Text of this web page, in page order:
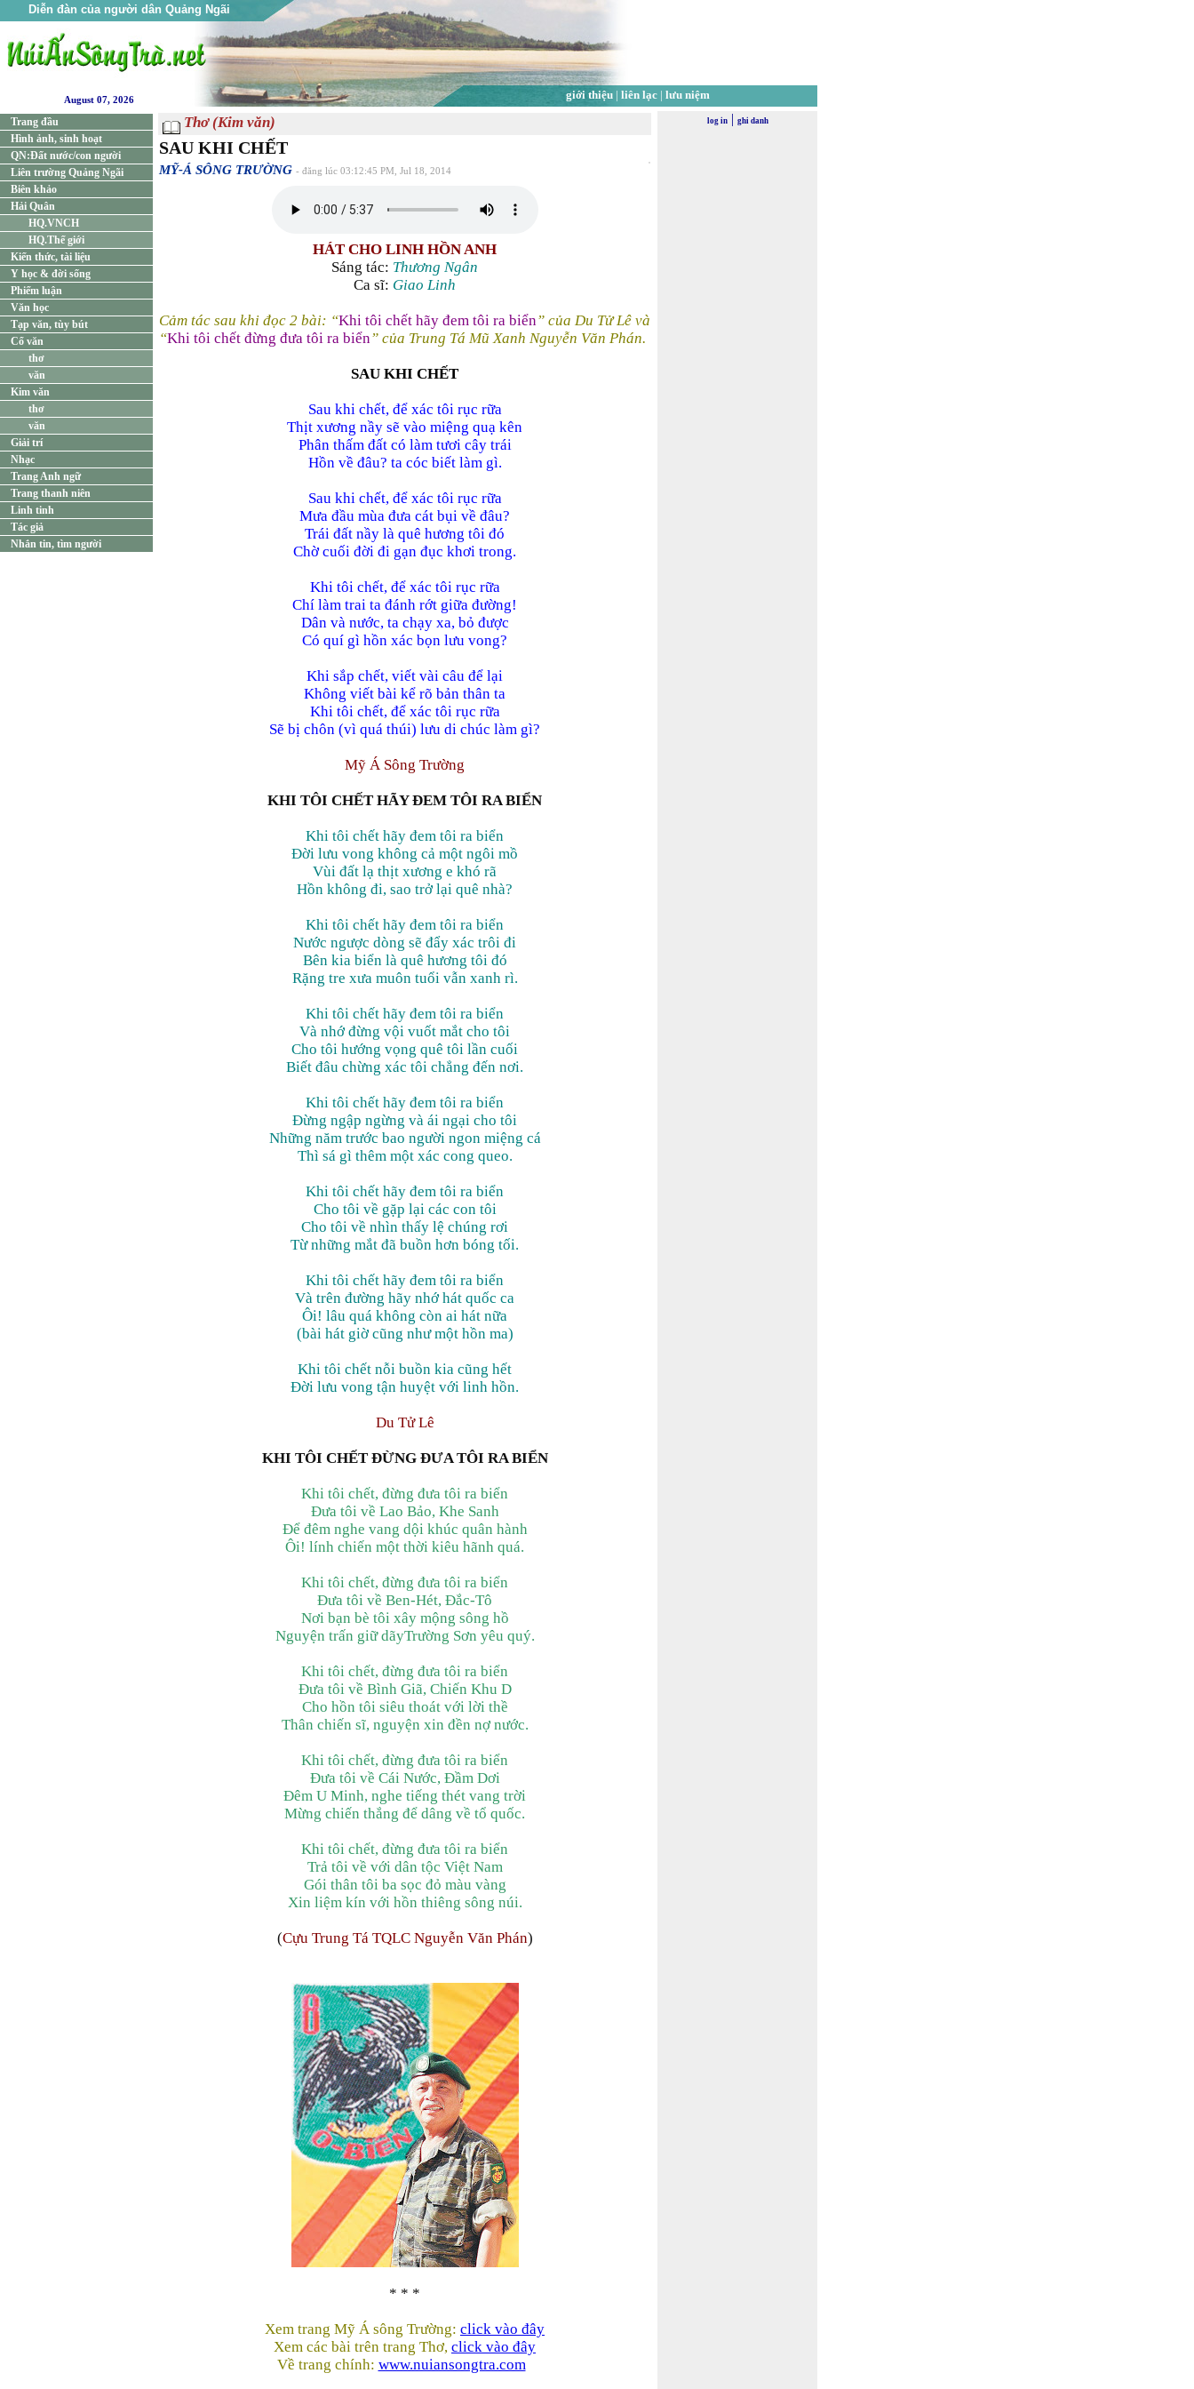
Diễn đàn của người dân Quảng Ngãi
giới thiệu| liên lạc| lưu niệm
August 07, 2026
Trang đầu
Hình ảnh, sinh hoạt
QN:Đất nước/con người
Liên trường Quảng Ngãi
Biên khảo
Hải Quân
HQ.VNCH
HQ.Thế giới
Kiến thức, tài liệu
Y học & đời sống
Phiếm luận
Văn học
Tạp văn, tùy bút
Cổ văn
thơ
văn
Kim văn
thơ
văn
Giải trí
Nhạc
Trang Anh ngữ
Trang thanh niên
Linh tinh
Tác giả
Nhắn tin, tìm người
Thơ (Kim văn)
SAU KHI CHẾT
MỸ-Á SÔNG TRƯỜNG - đăng lúc 03:12:45 PM, Jul 18, 2014
HÁT CHO LINH HỒN ANH
Sáng tác: Thương Ngân
Ca sĩ: Giao Linh
Cảm tác sau khi đọc 2 bài: “Khi tôi chết hãy đem tôi ra biển” của Du Tử Lê và
“Khi tôi chết đừng đưa tôi ra biển” của Trung Tá Mũ Xanh Nguyễn Văn Phán.
SAU KHI CHẾT
Sau khi chết, để xác tôi rục rữa
Thịt xương nầy sẽ vào miệng quạ kên
Phân thấm đất có làm tươi cây trái
Hồn về đâu? ta cóc biết làm gì.
Sau khi chết, để xác tôi rục rữa
Mưa đầu mùa đưa cát bụi về đâu?
Trái đất nầy là quê hương tôi đó
Chờ cuối đời đi gạn đục khơi trong.
Khi tôi chết, để xác tôi rục rữa
Chí làm trai ta đánh rớt giữa đường!
Dân và nước, ta chạy xa, bỏ được
Có quí gì hồn xác bọn lưu vong?
Khi sắp chết, viết vài câu để lại
Không viết bài kể rõ bản thân ta
Khi tôi chết, để xác tôi rục rữa
Sẽ bị chôn (vì quá thúi) lưu di chúc làm gì?
Mỹ Á Sông Trường
KHI TÔI CHẾT HÃY ĐEM TÔI RA BIỂN
Khi tôi chết hãy đem tôi ra biển
Đời lưu vong không cả một ngôi mồ
Vùi đất lạ thịt xương e khó rã
Hồn không đi, sao trở lại quê nhà?
Khi tôi chết hãy đem tôi ra biển
Nước ngược dòng sẽ đẩy xác trôi đi
Bên kia biển là quê hương tôi đó
Rặng tre xưa muôn tuổi vẫn xanh rì.
Khi tôi chết hãy đem tôi ra biển
Và nhớ đừng vội vuốt mắt cho tôi
Cho tôi hướng vọng quê tôi lần cuối
Biết đâu chừng xác tôi chẳng đến nơi.
Khi tôi chết hãy đem tôi ra biển
Đừng ngập ngừng và ái ngại cho tôi
Những năm trước bao người ngon miệng cá
Thì sá gì thêm một xác cong queo.
Khi tôi chết hãy đem tôi ra biển
Cho tôi về gặp lại các con tôi
Cho tôi về nhìn thấy lệ chúng rơi
Từ những mắt đã buồn hơn bóng tối.
Khi tôi chết hãy đem tôi ra biển
Và trên đường hãy nhớ hát quốc ca
Ôi! lâu quá không còn ai hát nữa
(bài hát giờ cũng như một hồn ma)
Khi tôi chết nỗi buồn kia cũng hết
Đời lưu vong tận huyệt với linh hồn.
Du Tử Lê
KHI TÔI CHẾT ĐỪNG ĐƯA TÔI RA BIỂN
Khi tôi chết, đừng đưa tôi ra biển
Đưa tôi về Lao Bảo, Khe Sanh
Để đêm nghe vang dội khúc quân hành
Ôi! lính chiến một thời kiêu hãnh quá.
Khi tôi chết, đừng đưa tôi ra biển
Đưa tôi về Ben-Hét, Đắc-Tô
Nơi bạn bè tôi xây mộng sông hồ
Nguyện trấn giữ dãyTrường Sơn yêu quý.
Khi tôi chết, đừng đưa tôi ra biển
Đưa tôi về Bình Giã, Chiến Khu D
Cho hồn tôi siêu thoát với lời thề
Thân chiến sĩ, nguyện xin đền nợ nước.
Khi tôi chết, đừng đưa tôi ra biển
Đưa tôi về Cái Nước, Đầm Dơi
Đêm U Minh, nghe tiếng thét vang trời
Mừng chiến thắng để dâng về tổ quốc.
Khi tôi chết, đừng đưa tôi ra biển
Trả tôi về với dân tộc Việt Nam
Gói thân tôi ba sọc đỏ màu vàng
Xin liệm kín với hồn thiêng sông núi.
(Cựu Trung Tá TQLC Nguyễn Văn Phán)
* * *
Xem trang Mỹ Á sông Trường: click vào đây
Xem các bài trên trang Thơ, click vào đây
Về trang chính: www.nuiansongtra.com
log in| ghi danh